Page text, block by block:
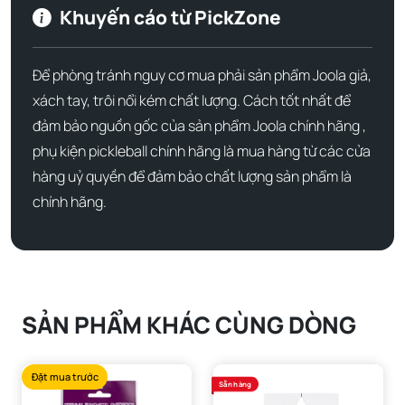
Khuyến cáo từ PickZone
Để phòng tránh nguy cơ mua phải sản phẩm Joola giả,
xách tay, trôi nổi kém chất lượng. Cách tốt nhất để
đảm bảo nguồn gốc của sản phẩm Joola chính hãng ,
phụ kiện pickleball chính hãng là mua hàng từ các cửa
hàng uỷ quyền để đảm bảo chất lượng sản phẩm là
chính hãng.
SẢN PHẨM KHÁC CÙNG DÒNG
Đặt mua trước
Sẵn hàng